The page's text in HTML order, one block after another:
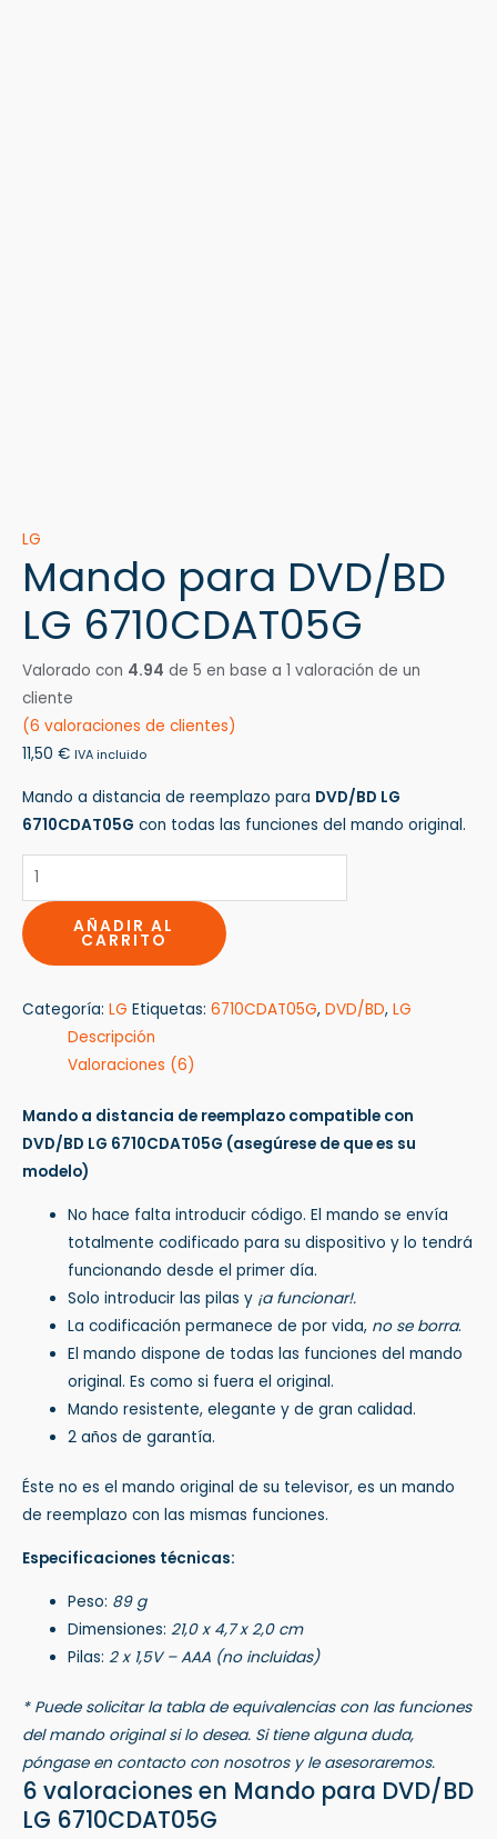
LG
Mando para DVD/BD
LG 6710CDAT05G
Valorado con 4.94 de 5 en base a 1 valoración de un
cliente
(6 valoraciones de clientes)
11,50 € IVA incluido
Mando a distancia de reemplazo para DVD/BD LG
6710CDAT05G con todas las funciones del mando original.
AÑADIR AL
CARRITO
Categoría: LG Etiquetas: 6710CDAT05G, DVD/BD, LG
Descripción
Valoraciones (6)
Mando a distancia de reemplazo compatible con
DVD/BD LG 6710CDAT05G (asegúrese de que es su
modelo)
No hace falta introducir código. El mando se envía
totalmente codificado para su dispositivo y lo tendrá
funcionando desde el primer día.
Solo introducir las pilas y ¡a funcionar!.
La codificación permanece de por vida, no se borra.
El mando dispone de todas las funciones del mando
original. Es como si fuera el original.
Mando resistente, elegante y de gran calidad.
2 años de garantía.
Éste no es el mando original de su televisor, es un mando
de reemplazo con las mismas funciones.
Especificaciones técnicas:
Peso: 89 g
Dimensiones:21,0 x 4,7 x 2,0 cm
Pilas:2 x 1,5V – AAA (no incluidas)
* Puede solicitar la tabla de equivalencias con las funciones
del mando original si lo desea. Si tiene alguna duda,
póngase en contacto con nosotros y le asesoraremos.
6 valoraciones en Mando para DVD/BD
LG 6710CDAT05G